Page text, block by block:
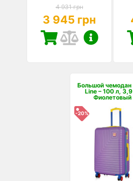
4 931 грн
3 945 грн
Большой чемодан
Line – 100 л, 3,9
Фиолетовый
-20%